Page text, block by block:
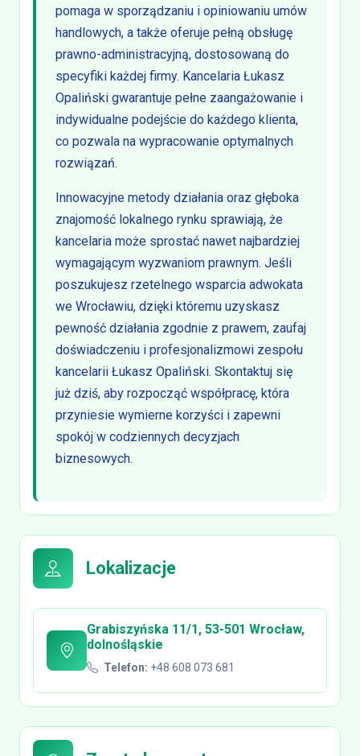
pomaga w sporządzaniu i opiniowaniu umów
handlowych, a także oferuje pełną obsługę
prawno-administracyjną, dostosowaną do
specyfiki każdej firmy. Kancelaria Łukasz
Opaliński gwarantuje pełne zaangażowanie i
indywidualne podejście do każdego klienta,
co pozwala na wypracowanie optymalnych
rozwiązań.
Innowacyjne metody działania oraz głęboka
znajomość lokalnego rynku sprawiają, że
kancelaria może sprostać nawet najbardziej
wymagającym wyzwaniom prawnym. Jeśli
poszukujesz rzetelnego wsparcia adwokata
we Wrocławiu, dzięki któremu uzyskasz
pewność działania zgodnie z prawem, zaufaj
doświadczeniu i profesjonalizmowi zespołu
kancelarii Łukasz Opaliński. Skontaktuj się
już dziś, aby rozpocząć współpracę, która
przyniesie wymierne korzyści i zapewni
spokój w codziennych decyzjach
biznesowych.
Lokalizacje
Grabiszyńska 11/1, 53-501 Wrocław,
dolnośląskie
Telefon: +48 608 073 681